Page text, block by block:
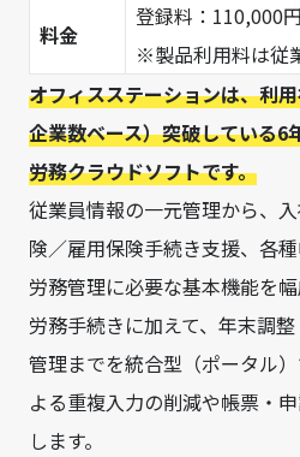
料金
登録料：110,000円
※製品利用料は従
オフィスステーションは、利
企業数ベース）突破している6
労務クラウドソフトです。
従業員情報の一元管理から、
険／雇用保険手続き支援、各
労務管理に必要な基本機能を幅
労務手続きに加えて、年末調
管理までを統合型（ポータル
よる重複入力の削減や帳票・
します。